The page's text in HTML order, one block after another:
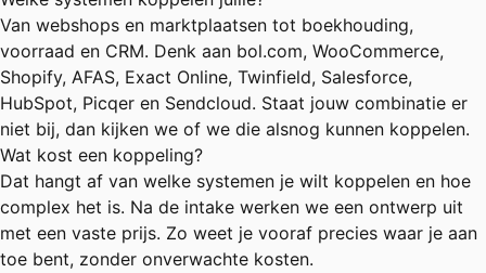
Van webshops en marktplaatsen tot boekhouding,
voorraad en CRM. Denk aan bol.com, WooCommerce,
Shopify, AFAS, Exact Online, Twinfield, Salesforce,
HubSpot, Picqer en Sendcloud. Staat jouw combinatie er
niet bij, dan kijken we of we die alsnog kunnen koppelen.
Wat kost een koppeling?
Dat hangt af van welke systemen je wilt koppelen en hoe
complex het is. Na de intake werken we een ontwerp uit
met een vaste prijs. Zo weet je vooraf precies waar je aan
toe bent, zonder onverwachte kosten.